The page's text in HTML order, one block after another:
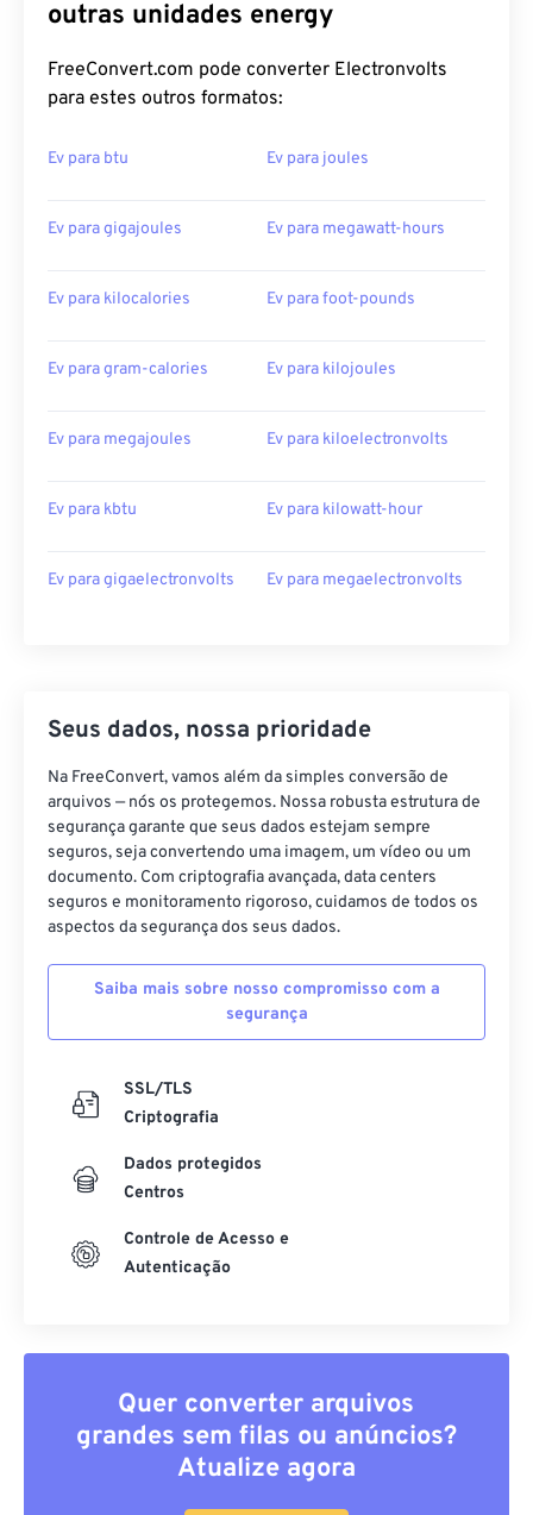
outras unidades energy
FreeConvert.com pode converter Electronvolts
para estes outros formatos:
Ev para btu Ev para joules
Ev para gigajoules Ev para megawatt-hours
Ev para kilocalories Ev para foot-pounds
Ev para gram-calories Ev para kilojoules
Ev para megajoules Ev para kiloelectronvolts
Ev para kbtu Ev para kilowatt-hour
Ev para gigaelectronvolts Ev para megaelectronvolts
Seus dados, nossa prioridade
Na FreeConvert, vamos além da simples conversão de
arquivos — nós os protegemos. Nossa robusta estrutura de
segurança garante que seus dados estejam sempre
seguros, seja convertendo uma imagem, um vídeo ou um
documento. Com criptografia avançada, data centers
seguros e monitoramento rigoroso, cuidamos de todos os
aspectos da segurança dos seus dados.
Saiba mais sobre nosso compromisso com a
segurança
SSL/TLS
Criptografia
Dados protegidos
Centros
Controle de Acesso e
Autenticação
Quer converter arquivos
grandes sem filas ou anúncios?
Atualize agora